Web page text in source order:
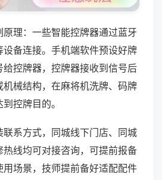
理：一些智能控牌器通过蓝牙
设备连接。手机端软件预设好牌
给控牌器，控牌器接收到信号后
械结构，在麻将机洗牌、码牌
控牌目的。
系方式，同城线下门店、同城
热线均可对接咨询，可提前报备
场景，技师提前备好适配配件